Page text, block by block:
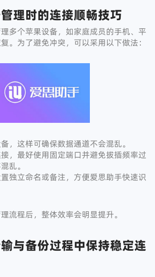
理时的连接顺畅技巧
多个苹果设备，如家庭成员的手机、平
。为了避免冲突，可以采用以下做法：
，这样可确保数据通道不会混乱。
，最好使用固定端口并避免拔插频率过
乱。
独立命名或备注，方便爱思助手快速识
流程后，整体效率会明显提升。
与备份过程中保持稳定连